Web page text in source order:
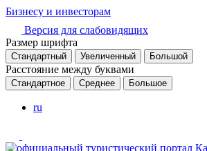
Бизнесу и инвесторам
Версия для слабовидящих
Размер шрифта
Стандартный Увеличенный Большой
Расстояние между буквами
Стандартное Среднее Большое
ru